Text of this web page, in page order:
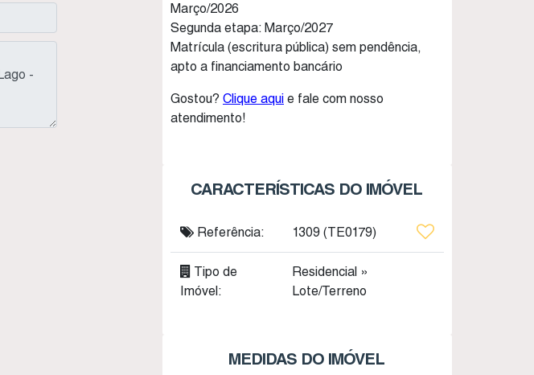
Março/2026
Segunda etapa: Março/2027
Matrícula (escritura pública) sem pendência,
apto a financiamento bancário
Gostou? Clique aqui e fale com nosso
atendimento!
CARACTERÍSTICAS DO IMÓVEL
Referência: 1309 (TE0179)
Tipo de
Imóvel:
Residencial »
Lote/Terreno
MEDIDAS DO IMÓVEL